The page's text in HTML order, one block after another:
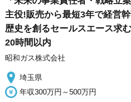
主役!販売から最短3年で経営
歴史を創るセールスエース求
20時間以内
昭和ガス株式会社
埼玉県
年収300万円～500万円